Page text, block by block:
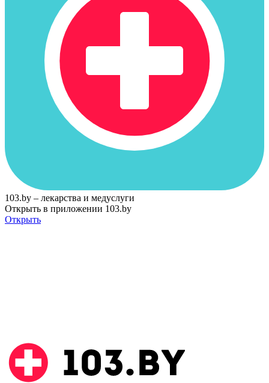
103.by – лекарства и медуслуги
Открыть в приложении 103.by
Открыть